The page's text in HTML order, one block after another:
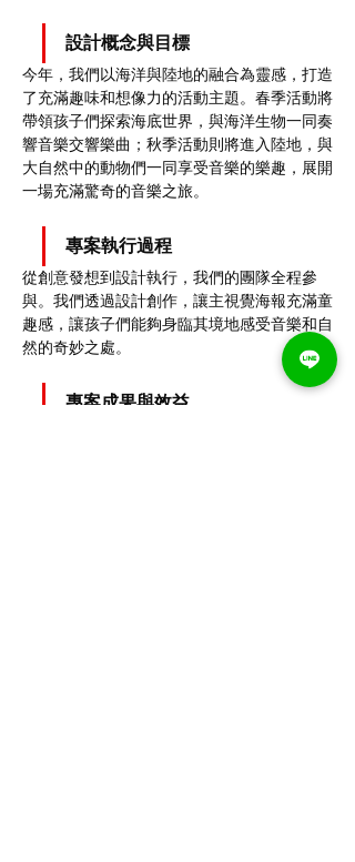
設計概念與目標
今年，我們以海洋與陸地的融合為靈感，打造
了充滿趣味和想像力的活動主題。春季活動將
帶領孩子們探索海底世界，與海洋生物一同奏
響音樂交響樂曲；秋季活動則將進入陸地，與
大自然中的動物們一同享受音樂的樂趣，展開
一場充滿驚奇的音樂之旅。
專案執行過程
從創意發想到設計執行，我們的團隊全程參
與。我們透過設計創作，讓主視覺海報充滿童
趣感，讓孩子們能夠身臨其境地感受音樂和自
然的奇妙之處。
專案成果與效益